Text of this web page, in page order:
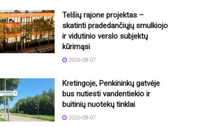
Telšių rajone projektas –
skatinti pradedančiųjų smulkiojo
ir vidutinio verslo subjektų
kūrimąsi
2026-08-07
Kretingoje, Penkininkų gatvėje
bus nutiesti vandentiekio ir
buitinių nuotekų tinklai
2026-08-07